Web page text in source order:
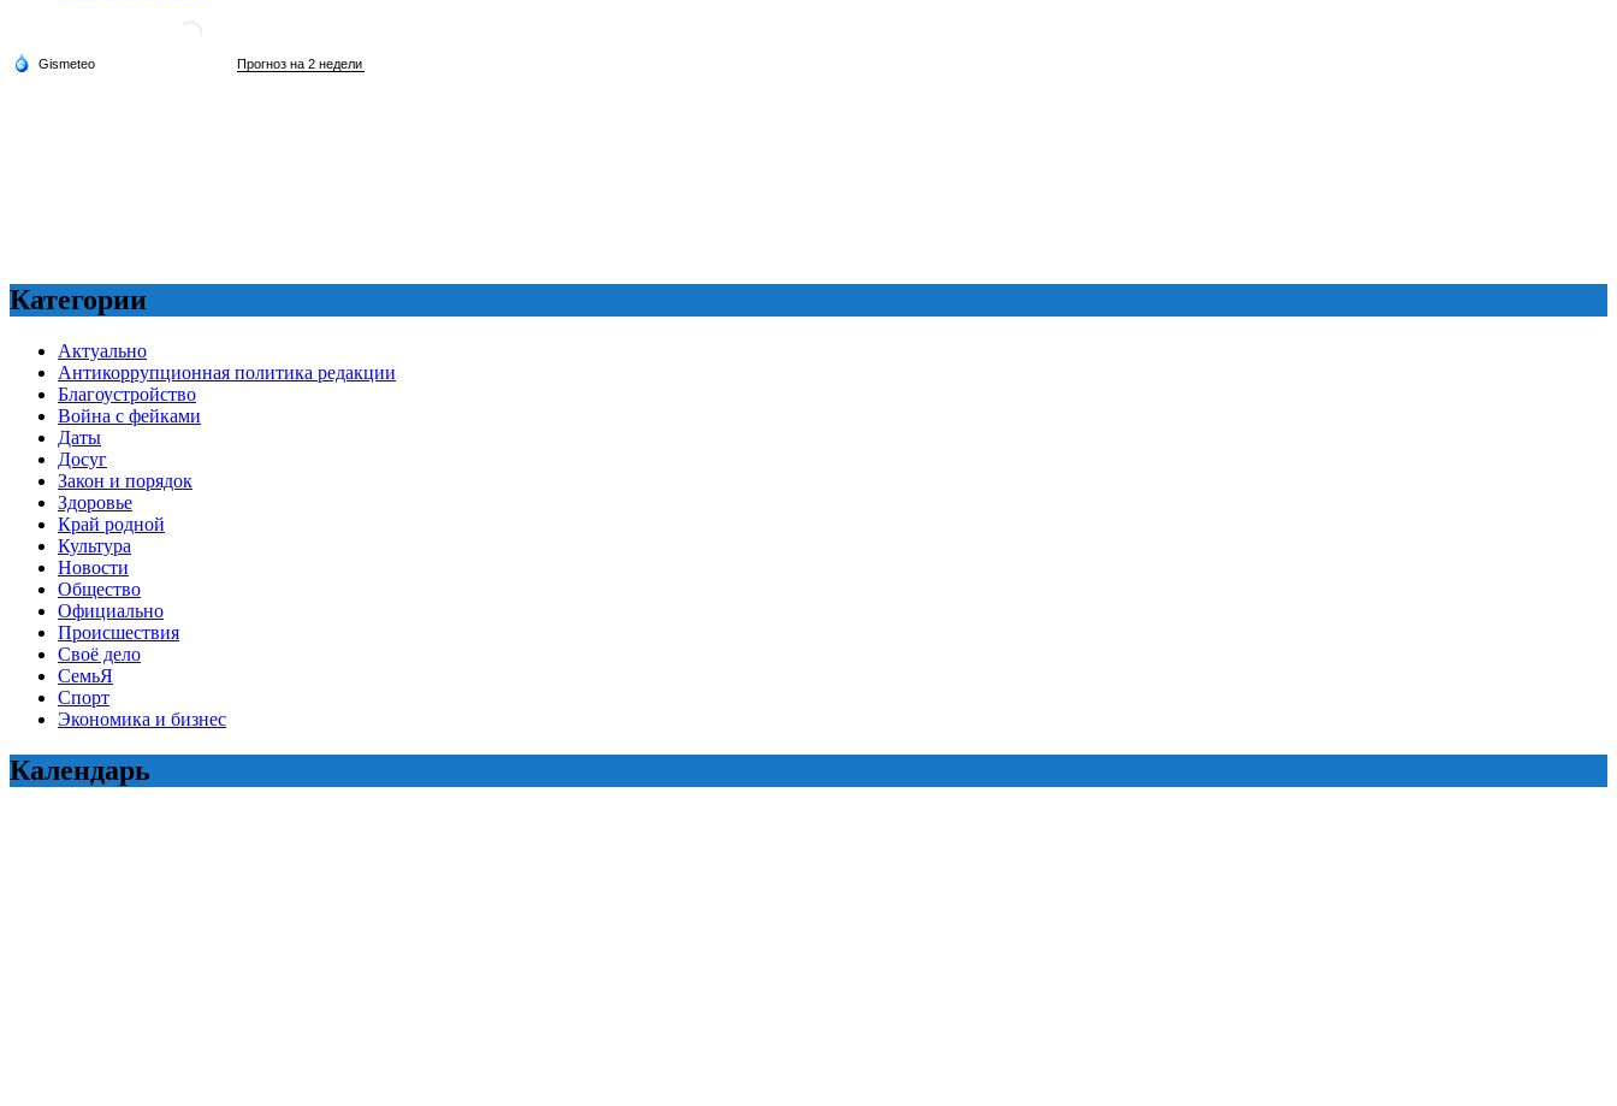
Категории
Актуально
Антикоррупционная политика редакции
Благоустройство
Война с фейками
Даты
Досуг
Закон и порядок
Здоровье
Край родной
Культура
Новости
Общество
Официально
Происшествия
Своё дело
СемьЯ
Спорт
Экономика и бизнес
Календарь